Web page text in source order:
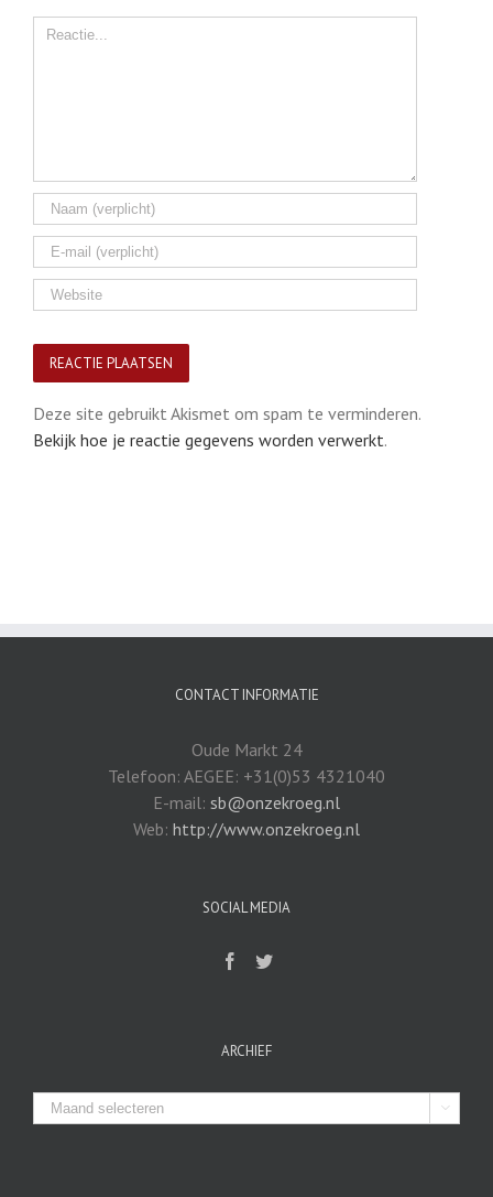
Comment
Deze site gebruikt Akismet om spam te verminderen.
Bekijk hoe je reactie gegevens worden verwerkt.
CONTACT INFORMATIE
Oude Markt 24
Telefoon: AEGEE: +31(0)53 4321040
E-mail: sb@onzekroeg.nl
Web: http://www.onzekroeg.nl
SOCIAL MEDIA
ARCHIEF
